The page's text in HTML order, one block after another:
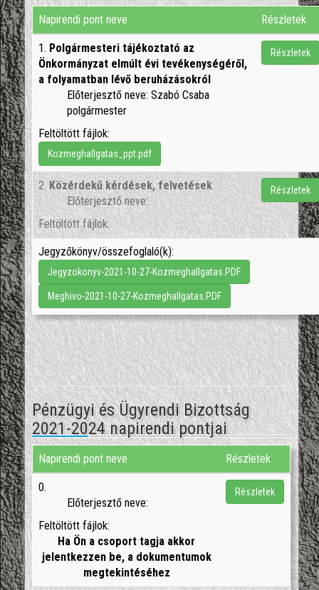
Napirendi pont neve Részletek
1. Polgármesteri tájékoztató az
Önkormányzat elmúlt évi tevékenységéről,
a folyamatban lévő beruházásokról
Előterjesztő neve: Szabó Csaba
polgármester
Feltöltött fájlok:
Kozmeghallgatas_ppt.pdf
Részletek
2. Közérdekű kérdések, felvetések
Előterjesztő neve:
Feltöltött fájlok:
Részletek
Jegyzőkönyv/összefoglaló(k):
Jegyzokonyv-2021-10-27-Kozmeghallgatas.PDF
Meghivo-2021-10-27-Kozmeghallgatas.PDF
Pénzügyi és Ügyrendi Bizottság
2021-2024 napirendi pontjai
Napirendi pont neve Részletek
0.
Előterjesztő neve:
Feltöltött fájlok:
Ha Ön a csoport tagja akkor
jelentkezzen be, a dokumentumok
megtekintéséhez
Részletek